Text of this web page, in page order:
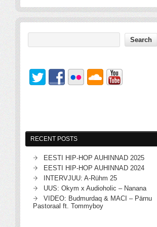
RECENT POSTS
EESTI HIP-HOP AUHINNAD 2025
EESTI HIP-HOP AUHINNAD 2024
INTERVJUU: A-Rühm 25
UUS: Okym x Audioholic – Nanana
VIDEO: Budmurdaq & MACI – Pärnu
Pastoraal ft. Tommyboy